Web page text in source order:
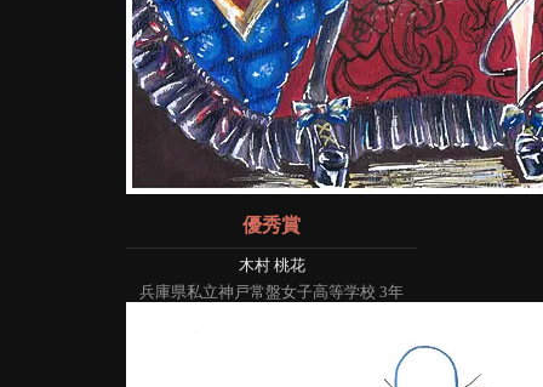
優秀賞
木村 桃花
兵庫県私立神戸常盤女子高等学校 3年